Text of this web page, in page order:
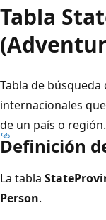
Tabla
Tabla de
internacionales
de un país o región.
Definición
La tabla
Person.